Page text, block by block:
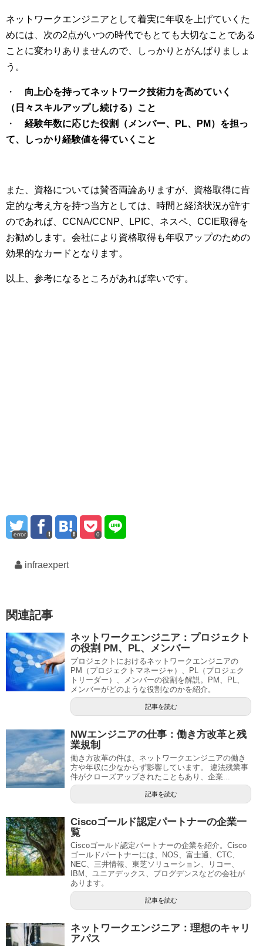
ネットワークエンジニアとして着実に年収を上げていくた
めには、次の2点がいつの時代でもとても大切なことである
ことに変わりありませんので、しっかりとがんばりましょ
う。
・ 向上心を持ってネットワーク技術力を高めていく
（日々スキルアップし続ける）こと
・ 経験年数に応じた役割（メンバー、PL、PM）を担っ
て、しっかり経験値を得ていくこと
また、資格については賛否両論ありますが、資格取得に肯
定的な考え方を持つ当方としては、時間と経済状況が許す
のであれば、CCNA/CCNP、LPIC、ネスペ、CCIE取得を
お勧めします。会社により資格取得も年収アップのための
効果的なカードとなります。
以上、参考になるところがあれば幸いです。
error 0
infraexpert
関連記事
ネットワークエンジニア：プロジェクト
の役割 PM、PL、メンバー
プロジェクトにおけるネットワークエンジニアの
PM（プロジェクトマネージャ）、PL（プロジェク
トリーダー）、メンバーの役割を解説。PM、PL、
メンバーがどのような役割なのかを紹介。
記事を読む
NWエンジニアの仕事：働き方改革と残
業規制
働き方改革の件は、ネットワークエンジニアの働き
方や年収に少なからず影響しています。 違法残業事
件がクローズアップされたこともあり、企業...
記事を読む
Ciscoゴールド認定パートナーの企業一
覧
Ciscoゴールド認定パートナーの企業を紹介。Cisco
ゴールドパートナーには、NOS、富士通、CTC、
NEC、三井情報、東芝ソリューション、リコー、
IBM、ユニアデックス、プログデンスなどの会社が
あります。
記事を読む
ネットワークエンジニア：理想のキャリ
アパス